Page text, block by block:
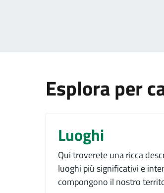
Esplora per
Luoghi
Qui troverete una ricca
luoghi più significativi e
compongono il nostro